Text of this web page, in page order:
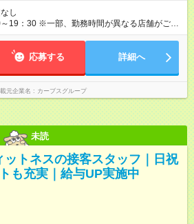
し
19：30 ※一部、勤務時間が異なる店舗がござ
ません）応募する 詳細へ
元企業名 カーブスグループ
未読
ットネスの接客スタッフ｜日祝
も充実｜給与UP実施中